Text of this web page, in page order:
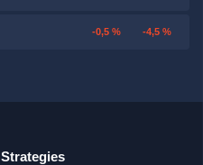
-0,5 % -4,5 %
Strategies